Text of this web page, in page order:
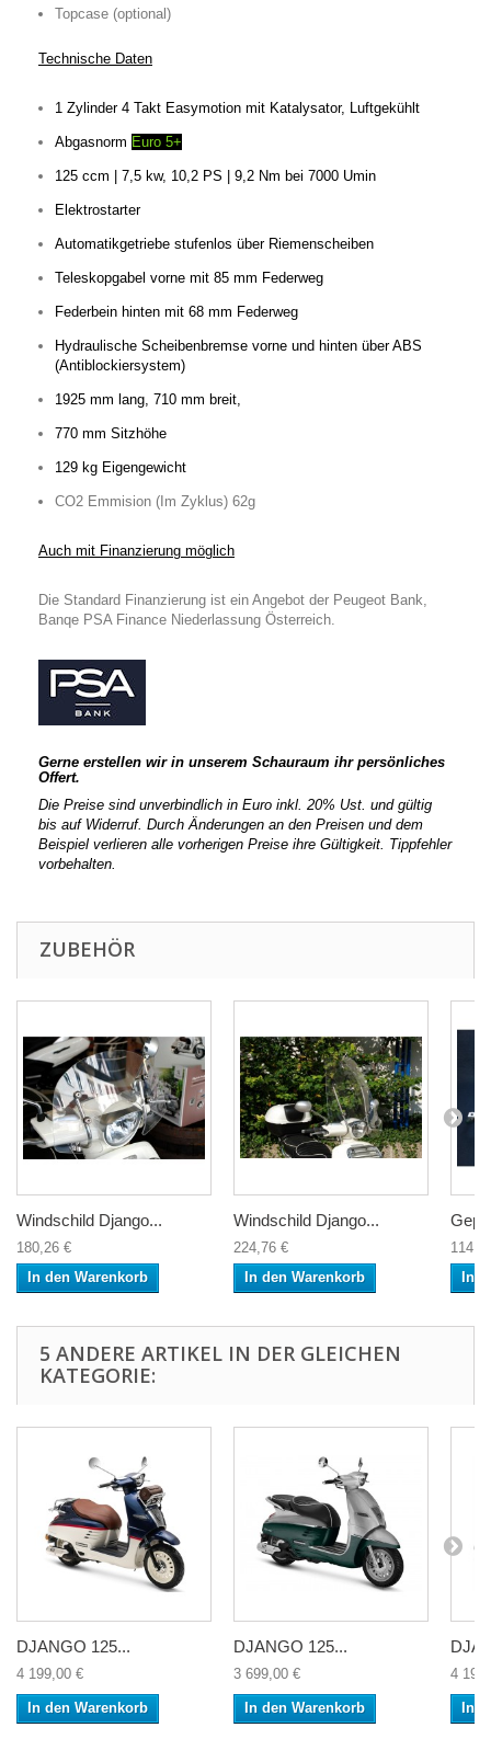
Topcase (optional)
Technische Daten
1 Zylinder 4 Takt Easymotion mit Katalysator, Luftgekühlt
Abgasnorm Euro 5+
125 ccm | 7,5 kw, 10,2 PS | 9,2 Nm bei 7000 Umin
Elektrostarter
Automatikgetriebe stufenlos über Riemenscheiben
Teleskopgabel vorne mit 85 mm Federweg
Federbein hinten mit 68 mm Federweg
Hydraulische Scheibenbremse vorne und hinten über ABS
(Antiblockiersystem)
1925 mm lang, 710 mm breit,
770 mm Sitzhöhe
129 kg Eigengewicht
CO2 Emmision (Im Zyklus) 62g
Auch mit Finanzierung möglich
Die Standard Finanzierung ist ein Angebot der Peugeot Bank,
Banqe PSA Finance Niederlassung Österreich.
Gerne erstellen wir in unserem Schauraum ihr persönliches
Offert.
Die Preise sind unverbindlich in Euro inkl. 20% Ust. und gültig
bis auf Widerruf. Durch Änderungen an den Preisen und dem
Beispiel verlieren alle vorherigen Preise ihre Gültigkeit. Tippfehler
vorbehalten.
ZUBEHÖR
Windschild Django...
180,26 €
In den Warenkorb
Windschild Django...
224,76 €
In den Warenkorb
In
5 ANDERE ARTIKEL IN DER GLEICHEN
KATEGORIE:
DJANGO 125...
4 199,00 €
In den Warenkorb
DJANGO 125...
3 699,00 €
In den Warenkorb
4
In